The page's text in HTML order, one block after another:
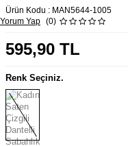
Ürün Kodu : MAN5644-1005
Yorum Yap (0)
595,90 TL
Renk Seçiniz.